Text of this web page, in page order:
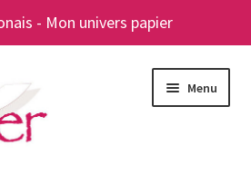
- Mon univers papier
Menu